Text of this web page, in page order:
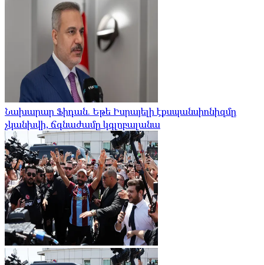
Նախարար Ֆիդան. Եթե Իսրայելի էքսպանսիոնիզմը
չկանխվի, ճգնաժամը կգլոբալանա